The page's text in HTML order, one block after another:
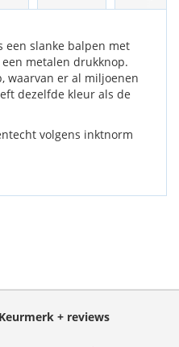
een slanke balpen met
metalen drukknop.
waarvan er al miljoenen
dezelfde kleur als de
volgens inktnorm
Keurmerk + reviews